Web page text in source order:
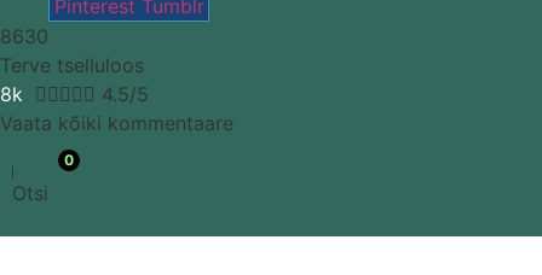
Pinterest Tumblr
8630
Terve tselluloos
8k  4.5/5
Vaata kõiki kommentaare
0
Otsi